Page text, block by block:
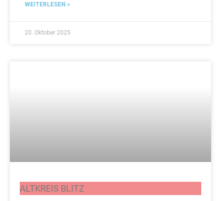
WEITERLESEN »
20. Oktober 2025
ALTKREIS BLITZ